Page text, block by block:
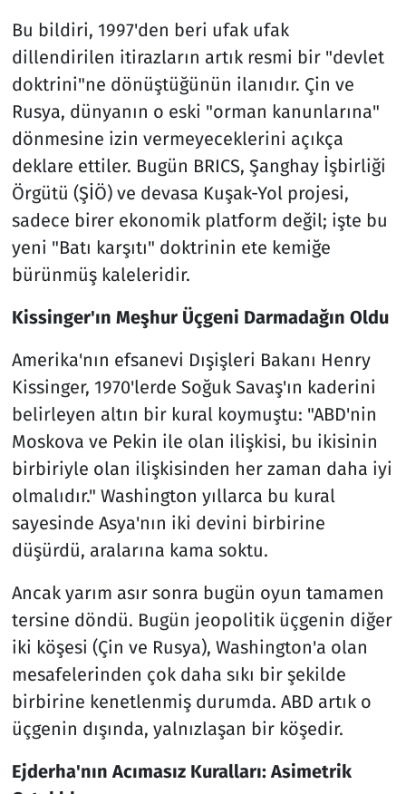
Bu bildiri, 1997'den beri ufak ufak
dillendirilen itirazların artık resmi bir "devlet
doktrini"ne dönüştüğünün ilanıdır. Çin ve
Rusya, dünyanın o eski "orman kanunlarına"
dönmesine izin vermeyeceklerini açıkça
deklare ettiler. Bugün BRICS, Şanghay İşbirliği
Örgütü (ŞİÖ) ve devasa Kuşak-Yol projesi,
sadece birer ekonomik platform değil; işte bu
yeni "Batı karşıtı" doktrinin ete kemiğe
bürünmüş kaleleridir.
Kissinger'ın Meşhur Üçgeni Darmadağın Oldu
Amerika'nın efsanevi Dışişleri Bakanı Henry
Kissinger, 1970'lerde Soğuk Savaş'ın kaderini
belirleyen altın bir kural koymuştu: "ABD'nin
Moskova ve Pekin ile olan ilişkisi, bu ikisinin
birbiriyle olan ilişkisinden her zaman daha iyi
olmalıdır." Washington yıllarca bu kural
sayesinde Asya'nın iki devini birbirine
düşürdü, aralarına kama soktu.
Ancak yarım asır sonra bugün oyun tamamen
tersine döndü. Bugün jeopolitik üçgenin diğer
iki köşesi (Çin ve Rusya), Washington'a olan
mesafelerinden çok daha sıkı bir şekilde
birbirine kenetlenmiş durumda. ABD artık o
üçgenin dışında, yalnızlaşan bir köşedir.
Ejderha'nın Acımasız Kuralları: Asimetrik